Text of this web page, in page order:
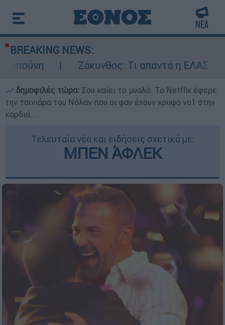
BREAKING NEWS:
Ζάκυνθος: Τι απαντά η ΕΛΑΣ για τους 8
δημοφιλές τώρα: Σου καίει το μυαλό: Το Netflix έφερε
την ταινιάρα του Νόλαν που οι φαν έχουν κρυφό νο1 στην
καρδιά...
Τελευταία νέα και ειδήσεις σχετικά με:
ΜΠΕΝ ΆΦΛΕΚ